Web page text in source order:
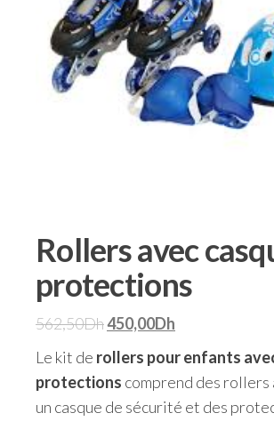
Rollers avec
protections
562,50Dh450,00Dh
Le kit de rollers pour enfants
protections comprend des rollers
un casque de sécurité et des